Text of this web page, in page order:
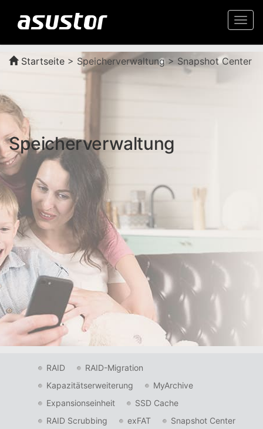
Startseite > Speicherverwaltung > Snapshot Center
Speicherverwaltung
RAID
RAID-Migration
Kapazitätserweiterung
MyArchive
Expansionseinheit
SSD Cache
RAID Scrubbing
exFAT
Snapshot Center